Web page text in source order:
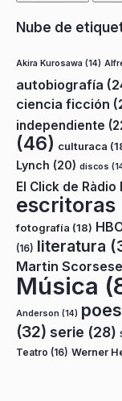
Nube de
Akira Kurosawa (14)
autobiografía
ciencia ficción
independiente
(46) culturaca
Lynch (20) discos
El Click de
escritoras
fotografía (18)
(16) literatura
Martin Scorsese
Música
Anderson (14)
(32) serie (28)
Teatro (16) Werner